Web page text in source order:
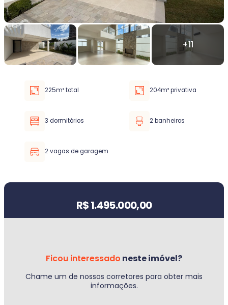
Faixa de valor
30.000,00até5.000.000,00 ou +
225m² total 204m² privativa
3 dormitórios 2 banheiros
2 vagas de garagem
R$ 1.495.000,00
Ficou interessado neste imóvel?
Chame um de nossos corretores para obter mais
informações.